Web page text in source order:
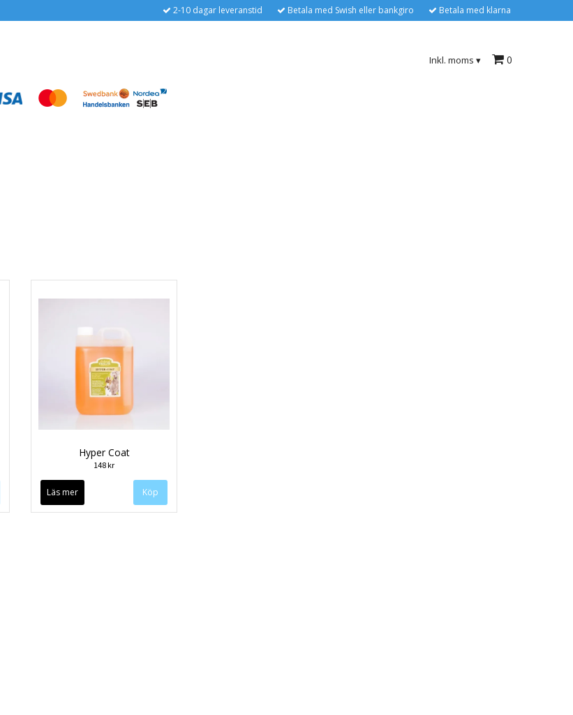
2-10 dagar leveranstid Betala med Swish eller bankgiro Betala med klarna
Inkl. moms ▾ 0
Hyper Coat
148 kr
Läs mer Köp